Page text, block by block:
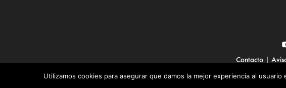
Contacto |
Utilizamos cookies para asegurar que damos la mejor experiencia al